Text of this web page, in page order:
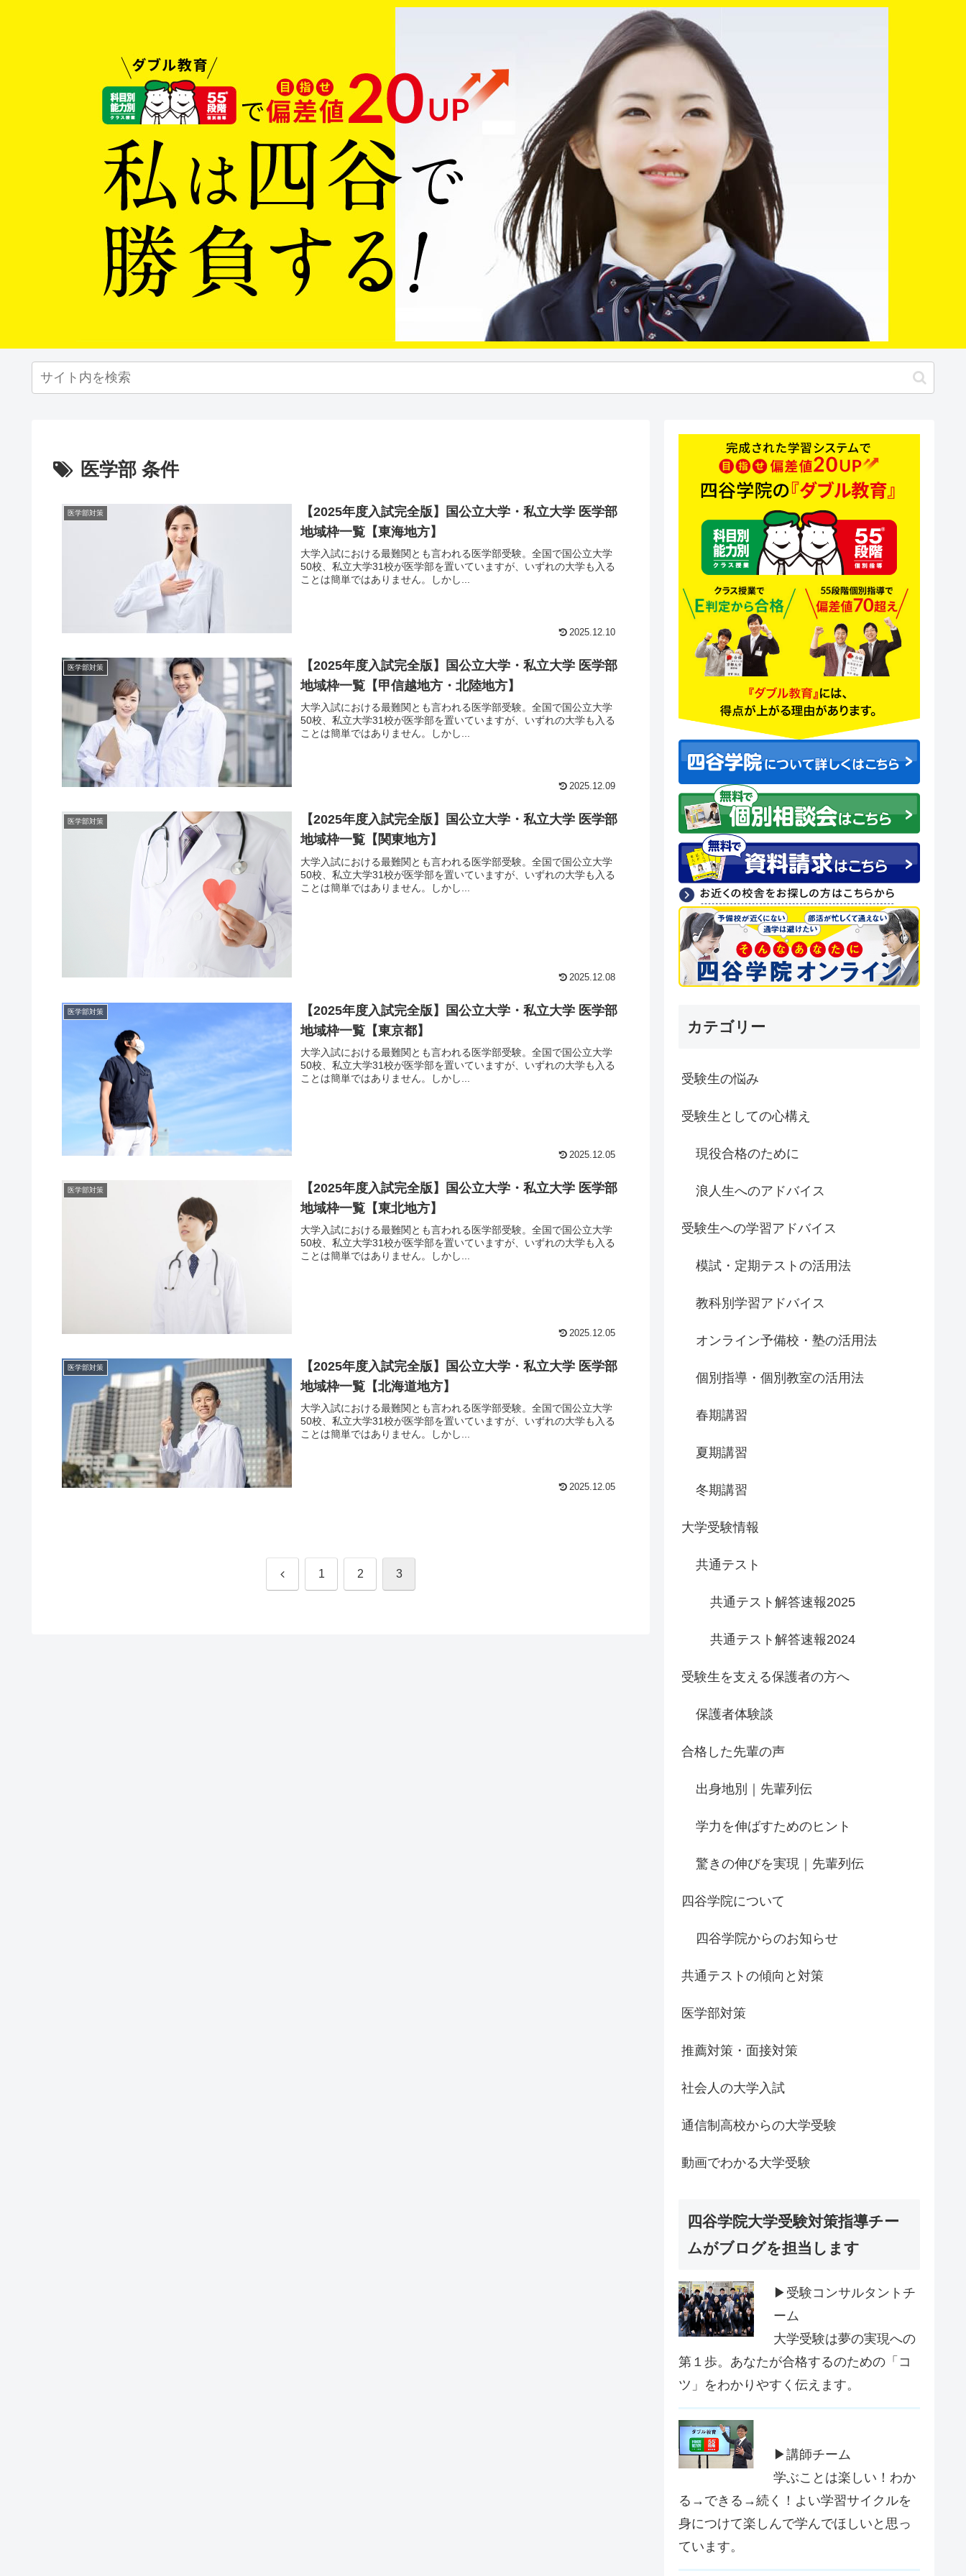
医学部 条件
医学部対策
【2025年度入試完全版】国公立大学・私立大学 医学部
地域枠一覧【東海地方】
大学入試における最難関とも言われる医学部受験。全国で国公立大学
50校、私立大学31校が医学部を置いていますが、いずれの大学も入る
ことは簡単ではありません。しかし...
2025.12.10
医学部対策
【2025年度入試完全版】国公立大学・私立大学 医学部
地域枠一覧【甲信越地方・北陸地方】
大学入試における最難関とも言われる医学部受験。全国で国公立大学
50校、私立大学31校が医学部を置いていますが、いずれの大学も入る
ことは簡単ではありません。しかし...
2025.12.09
医学部対策
【2025年度入試完全版】国公立大学・私立大学 医学部
地域枠一覧【関東地方】
大学入試における最難関とも言われる医学部受験。全国で国公立大学
50校、私立大学31校が医学部を置いていますが、いずれの大学も入る
ことは簡単ではありません。しかし...
2025.12.08
医学部対策
【2025年度入試完全版】国公立大学・私立大学 医学部
地域枠一覧【東京都】
大学入試における最難関とも言われる医学部受験。全国で国公立大学
50校、私立大学31校が医学部を置いていますが、いずれの大学も入る
ことは簡単ではありません。しかし...
2025.12.05
医学部対策
【2025年度入試完全版】国公立大学・私立大学 医学部
地域枠一覧【東北地方】
大学入試における最難関とも言われる医学部受験。全国で国公立大学
50校、私立大学31校が医学部を置いていますが、いずれの大学も入る
ことは簡単ではありません。しかし...
2025.12.05
医学部対策
【2025年度入試完全版】国公立大学・私立大学 医学部
地域枠一覧【北海道地方】
大学入試における最難関とも言われる医学部受験。全国で国公立大学
50校、私立大学31校が医学部を置いていますが、いずれの大学も入る
ことは簡単ではありません。しかし...
2025.12.05
前 1 2 3
カテゴリー
受験生の悩み
受験生としての心構え
現役合格のために
浪人生へのアドバイス
受験生への学習アドバイス
模試・定期テストの活用法
教科別学習アドバイス
オンライン予備校・塾の活用法
個別指導・個別教室の活用法
春期講習
夏期講習
冬期講習
大学受験情報
共通テスト
共通テスト解答速報2025
共通テスト解答速報2024
受験生を支える保護者の方へ
保護者体験談
合格した先輩の声
出身地別｜先輩列伝
学力を伸ばすためのヒント
驚きの伸びを実現｜先輩列伝
四谷学院について
四谷学院からのお知らせ
共通テストの傾向と対策
医学部対策
推薦対策・面接対策
社会人の大学入試
通信制高校からの大学受験
動画でわかる大学受験
四谷学院大学受験対策指導チー
ムがブログを担当します
▶受験コンサルタントチ
ーム
大学受験は夢の実現への
第１歩。あなたが合格するのための「コ
ツ」をわかりやすく伝えます。
▶講師チーム
学ぶことは楽しい！わか
る→できる→続く！よい学習サイクルを
身につけて楽しんで学んでほしいと思っ
ています。